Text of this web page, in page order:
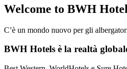
Welcome to BWH
C’è un mondo nuovo per gli
BWH Hotels è la realtà